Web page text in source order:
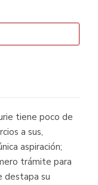
tiene poco de
a sus,
aspiración;
trámite para
destapa su